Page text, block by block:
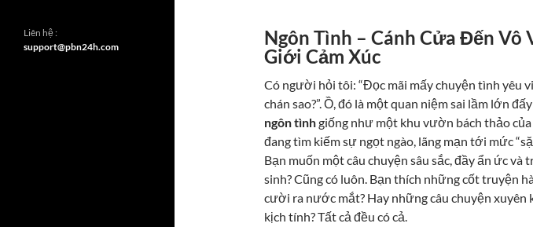
Ngôn Tình – Cánh Cửa Đến Vô
Giới Cảm Xúc
Có người hỏi tôi: “Đọc mãi mấy chuyện tình yêu
chán sao?”. Ồ, đó là một quan niệm sai lầm lớn
ngôn tìnhgiống như một khu vườn bách thảo của
đang tìm kiếm sự ngọt ngào, lãng mạn tới mức
Bạn muốn một câu chuyện sâu sắc, đầy ẩn ức và
sinh? Cũng có luôn. Bạn thích những cốt truyện
cười ra nước mắt? Hay những câu chuyện xuyên
kịch tính? Tất cả đều có cả.
Liên hệ :
support@pbn24h.com